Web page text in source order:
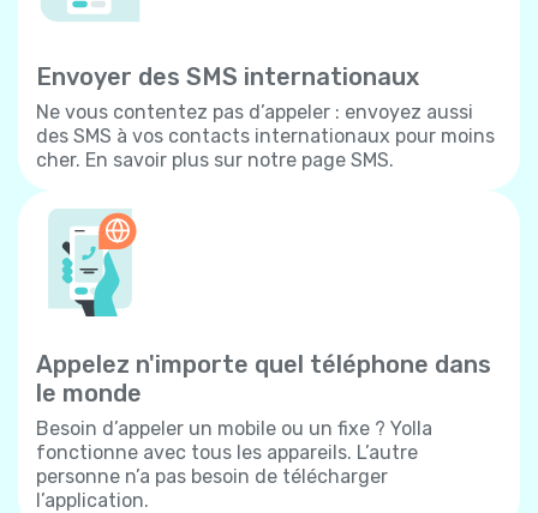
Envoyer des SMS internationaux
Ne vous contentez pas d’appeler : envoyez aussi
des SMS à vos contacts internationaux pour moins
cher. En savoir plus sur notre page SMS.
Appelez n'importe quel téléphone dans
le monde
Besoin d’appeler un mobile ou un fixe ? Yolla
fonctionne avec tous les appareils. L’autre
personne n’a pas besoin de télécharger
l’application.